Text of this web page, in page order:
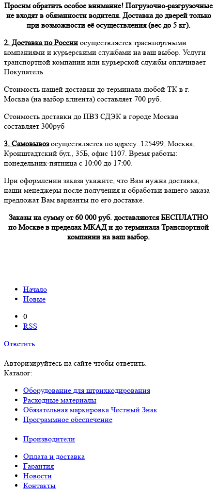
Просим обратить особое внимание! Погрузочно-разгрузочные
не входят в обязанности водителя. Доставка до дверей только
при возможности её осуществления (вес до 5 кг).
2. Доставка по России осуществляется траснпортными
компаниями и курьерскими службами на ваш выбор. Услуги
транспортной компании или курьерской службы оплачивает
Покупатель.
Стоимость нашей доставки до терминала любой ТК в г.
Москва (на выбор клиента) составляет 700 руб.
Стоимость доставки до ПВЗ СДЭК в городе Москва
составляет 300руб
3. Самовывозосуществляется по адресу: 125499, Москва,
Кронштадтский бул., 35Б, офис 1107. Время работы:
понедельник-пятница с 10:00 до 17:00.
При оформлении заказа укажите, что Вам нужна доставка,
наши менеджеры после получения и обработки вашего заказа
предложат Вам варианты по его доставке.
Заказы на сумму от 60 000 руб. доставляются БЕСПЛАТНО
по Москве в пределах МКАД и до терминала Транспортной
компании на ваш выбор.
Начало
Новые
0
RSS
Ответить
Авторизируйтесь на сайте чтобы ответить.
Каталог:
Оборудование для штрихкодирования
Расходные материалы
Обязательная маркировка Честный Знак
Программное обеспечение
Производители
Оплата и доставка
Гарантия
Новости
Контакты